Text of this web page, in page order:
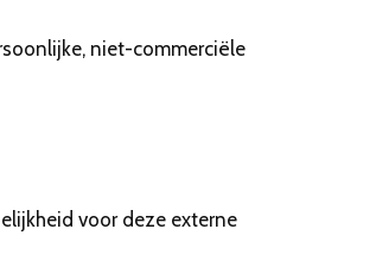
niet-commerciële
voor deze externe